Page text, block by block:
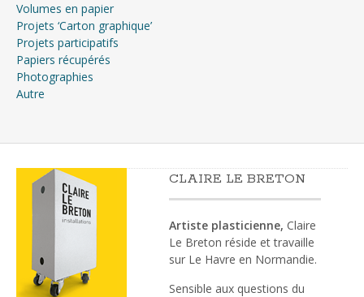
Volumes en papier
Projets ‘Carton graphique’
Projets participatifs
Papiers récupérés
Photographies
Autre
CLAIRE LE BRETON
Artiste plasticienne, Claire
Le Breton réside et travaille
sur Le Havre en Normandie.
Sensible aux questions du